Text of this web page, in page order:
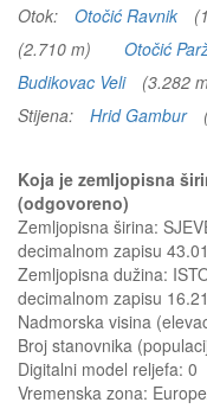
Otok:
Otočić Ravnik
(2.710 m)
Otočić
Budikovac Veli
(3.282
Stijena:
Hrid Gambur
Koja je zemljopisna
(odgovoreno)
Zemljopisna širina:
decimalnom zapisu
Zemljopisna dužina:
decimalnom zapisu
Nadmorska visina
Broj stanovnika
Digitalni model reljefa: 0
Vremenska zona: